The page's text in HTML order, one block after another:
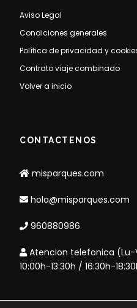
Aviso Legal
Condiciones generales
Política de privacidad y
Contrato viaje combinado
Volver a inicio
CONTACTENOS
misparques.com
hola@misparques.com
960880986
Atencion telefonica (Lu-
10:00h-13:30h / 16:30h-